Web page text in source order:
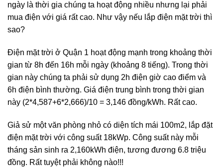
ngày là thời gia chúng ta hoạt động nhiều nhưng lại phải
mua điện với giá rất cao. Như vậy nếu lắp điện mặt trời thì
sao?
Điện mặt trời ở Quận 1 hoạt động mạnh trong khoảng thời
gian từ 8h đến 16h mỗi ngày (khoảng 8 tiếng). Trong thời
gian này chúng ta phải sử dụng 2h điện giờ cao điểm và
6h điện bình thường. Giá điện trung bình trong thời gian
này (2*4,587+6*2,666)/10 = 3,146 đồng/kWh. Rất cao.
Giả sử một văn phòng nhỏ có diện tích mái 100m2, lắp đặt
điện mặt trời với công suất 18kWp. Công suất này mỗi
tháng sản sinh ra 2,160kWh điện, tương đương 6.8 triệu
đồng. Rất tuyệt phải không nào!!!